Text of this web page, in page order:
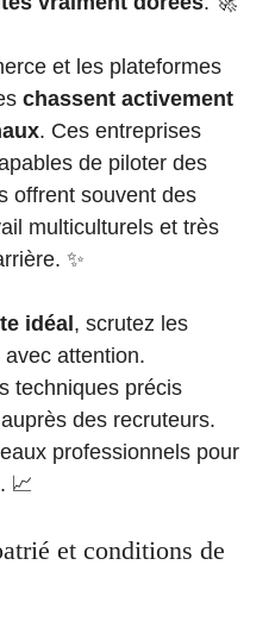
et les plateformes
chassent activement
. Ces entreprises
de piloter des
offrent souvent des
multiculturels et très
✨
idéal, scrutez les
avec attention.
techniques précis
des recruteurs.
professionnels pour
📈
et conditions de